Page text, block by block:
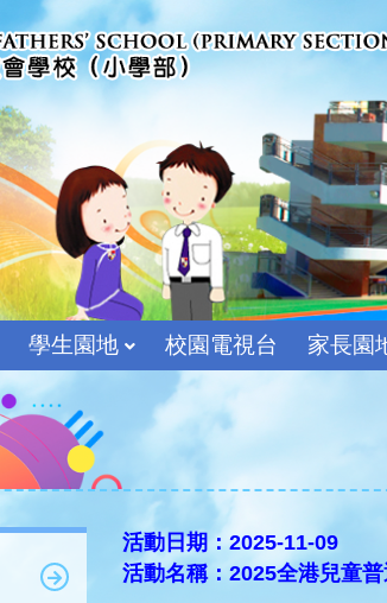
學生園地 校園電視台 家長園
活動日期：2025-11-09
活動名稱：2025全港兒童